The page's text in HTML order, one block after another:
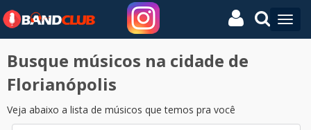
Busque músicos na cidade de
Florianópolis
Veja abaixo a lista de músicos que temos pra você